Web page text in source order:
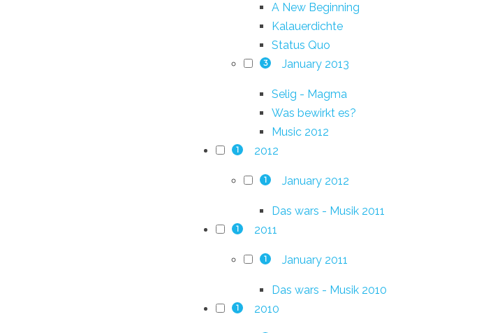
A New Beginning
Kalauerdichte
Status Quo
3 January 2013
Selig - Magma
Was bewirkt es?
Music 2012
1 2012
1 January 2012
Das wars - Musik 2011
1 2011
1 January 2011
Das wars - Musik 2010
1 2010